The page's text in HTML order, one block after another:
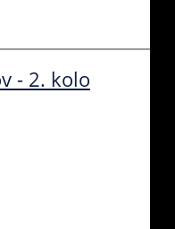
- 2. kolo